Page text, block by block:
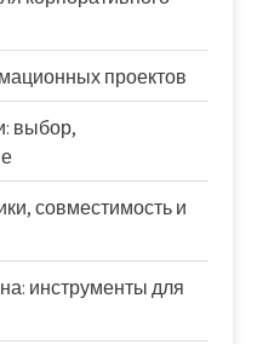
проектов
выбор,
совместимость и
инструменты для